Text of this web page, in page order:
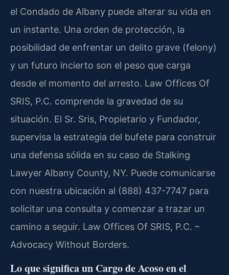
el Condado de Albany puede alterar su vida en
un instante. Una orden de protección, la
posibilidad de enfrentar un delito grave (felony)
y un futuro incierto son el peso que carga
desde el momento del arresto. Law Offices Of
SRIS, P.C. comprende la gravedad de su
situación. El Sr. Sris, Propietario y Fundador,
supervisa la estrategia del bufete para construir
una defensa sólida en su caso de Stalking
Lawyer Albany County, NY. Puede comunicarse
con nuestra ubicación al (888) 437-7747 para
solicitar una consulta y comenzar a trazar un
camino a seguir. Law Offices Of SRIS, P.C. –
Advocacy Without Borders.
Lo que significa un Cargo de Acoso en el